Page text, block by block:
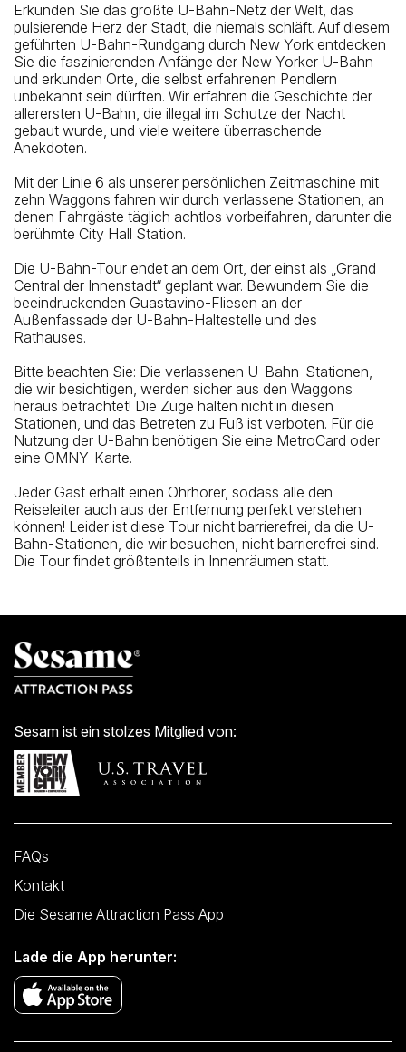
New York” sign.
How To Get There: By subway: 2, 3, 4, 5, A, C, J, Z to
Fulton Center
Erkunden Sie das größte U-Bahn-Netz der Welt, das
pulsierende Herz der Stadt, die niemals schläft. Auf diesem
geführten U-Bahn-Rundgang durch New York entdecken
Sie die faszinierenden Anfänge der New Yorker U-Bahn
und erkunden Orte, die selbst erfahrenen Pendlern
unbekannt sein dürften. Wir erfahren die Geschichte der
allerersten U-Bahn, die illegal im Schutze der Nacht
gebaut wurde, und viele weitere überraschende
Anekdoten.
Mit der Linie 6 als unserer persönlichen Zeitmaschine mit
zehn Waggons fahren wir durch verlassene Stationen, an
denen Fahrgäste täglich achtlos vorbeifahren, darunter die
berühmte City Hall Station.
Die U-Bahn-Tour endet an dem Ort, der einst als „Grand
Central der Innenstadt“ geplant war. Bewundern Sie die
beeindruckenden Guastavino-Fliesen an der
Außenfassade der U-Bahn-Haltestelle und des
Rathauses.
Bitte beachten Sie: Die verlassenen U-Bahn-Stationen,
die wir besichtigen, werden sicher aus den Waggons
heraus betrachtet! Die Züge halten nicht in diesen
Stationen, und das Betreten zu Fuß ist verboten. Für die
Nutzung der U-Bahn benötigen Sie eine MetroCard oder
eine OMNY-Karte.
Jeder Gast erhält einen Ohrhörer, sodass alle den
Reiseleiter auch aus der Entfernung perfekt verstehen
können! Leider ist diese Tour nicht barrierefrei, da die U-
Bahn-Stationen, die wir besuchen, nicht barrierefrei sind.
Die Tour findet größtenteils in Innenräumen statt.
Sesam ist ein stolzes Mitglied von:
FAQs
Kontakt
Die Sesame Attraction Pass App
Lade die App herunter: